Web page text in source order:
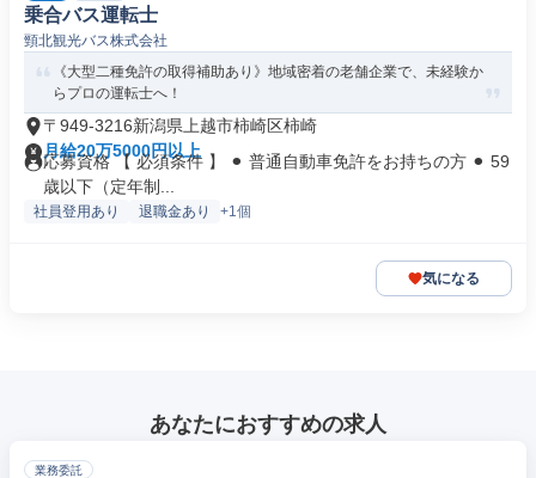
乗合バス運転士
頸北観光バス株式会社
《大型二種免許の取得補助あり》地域密着の老舗企業で、未経験か
らプロの運転士へ！
〒949-3216新潟県上越市柿崎区柿崎
月給20万5000円以上
応募資格 【 必須条件 】 ⚫︎ 普通自動車免許をお持ちの方 ⚫︎ 59
歳以下（定年制...
社員登用あり 退職金あり +1個
気になる
あなたにおすすめの求人
業務委託